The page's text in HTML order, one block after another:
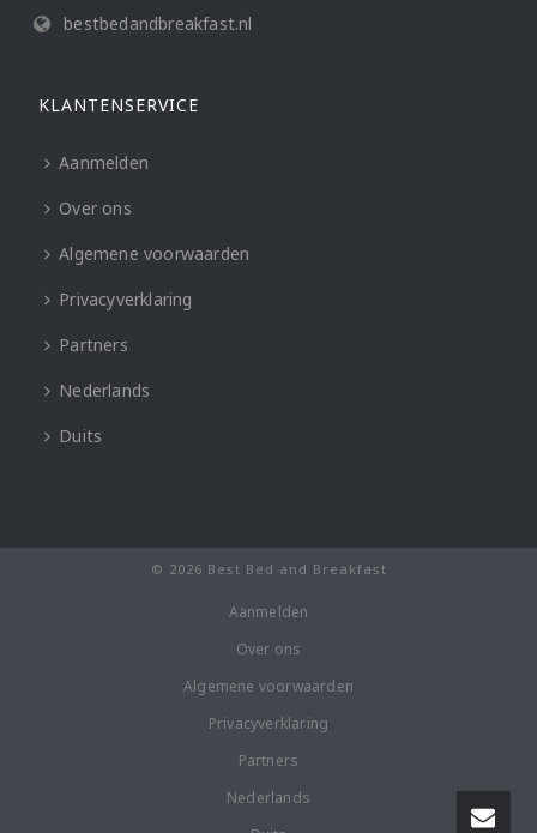
bestbedandbreakfast.nl
KLANTENSERVICE
Aanmelden
Over ons
Algemene voorwaarden
Privacyverklaring
Partners
Nederlands
Duits
© 2026 Best Bed and Breakfast
Aanmelden
Over ons
Algemene voorwaarden
Privacyverklaring
Partners
Nederlands